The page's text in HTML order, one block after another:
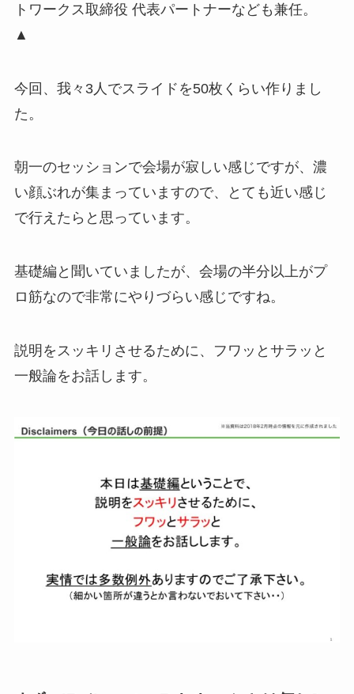
トワークス取締役 代表パートナーなども兼任。
▲
今回、我々3人でスライドを50枚くらい作りまし
た。
朝一のセッションで会場が寂しい感じですが、濃
い顔ぶれが集まっていますので、とても近い感じ
で行えたらと思っています。
基礎編と聞いていましたが、会場の半分以上がプ
ロ筋なので非常にやりづらい感じですね。
説明をスッキリさせるために、フワッとサラッと
一般論をお話します。